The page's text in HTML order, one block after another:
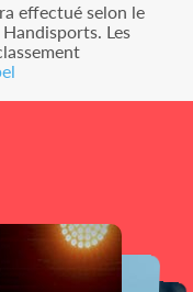
effectué selon le
Les